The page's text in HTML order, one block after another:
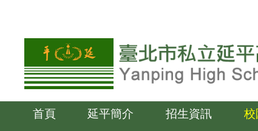
容
首頁 延平簡介 招生資訊